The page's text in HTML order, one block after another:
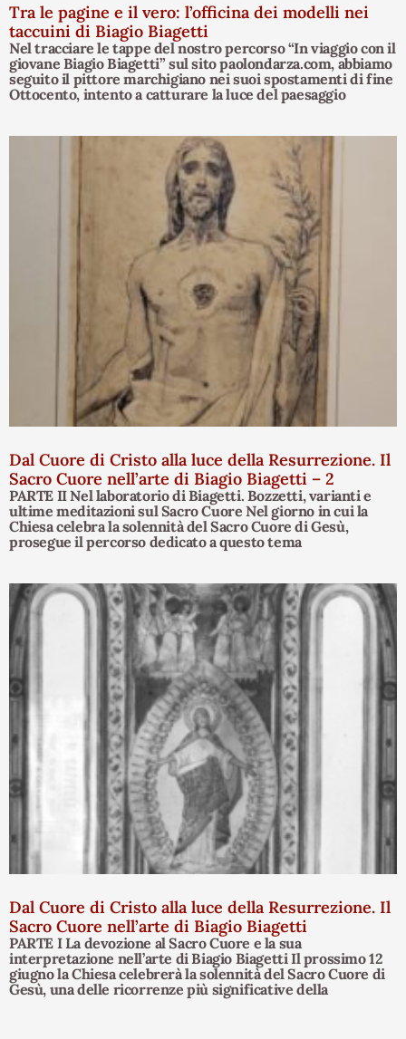
Tra le pagine e il vero: l’officina dei modelli nei
taccuini di Biagio Biagetti
Nel tracciare le tappe del nostro percorso “In viaggio con il
giovane Biagio Biagetti” sul sito paolondarza.com, abbiamo
seguito il pittore marchigiano nei suoi spostamenti di fine
Ottocento, intento a catturare la luce del paesaggio
Dal Cuore di Cristo alla luce della Resurrezione. Il
Sacro Cuore nell’arte di Biagio Biagetti – 2
PARTE II Nel laboratorio di Biagetti. Bozzetti, varianti e
ultime meditazioni sul Sacro Cuore Nel giorno in cui la
Chiesa celebra la solennità del Sacro Cuore di Gesù,
prosegue il percorso dedicato a questo tema
Dal Cuore di Cristo alla luce della Resurrezione. Il
Sacro Cuore nell’arte di Biagio Biagetti
PARTE I La devozione al Sacro Cuore e la sua
interpretazione nell’arte di Biagio Biagetti Il prossimo 12
giugno la Chiesa celebrerà la solennità del Sacro Cuore di
Gesù, una delle ricorrenze più significative della